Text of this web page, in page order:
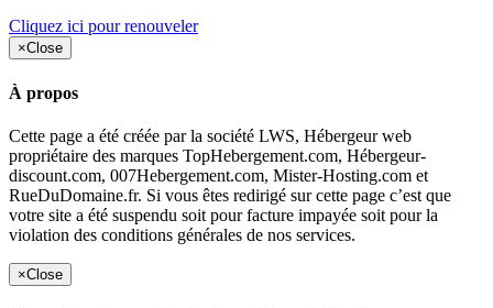
Cliquez ici pour renouveler
×Close
À propos
Cette page a été créée par la société LWS, Hébergeur web
propriétaire des marques TopHebergement.com, Hébergeur-
discount.com, 007Hebergement.com, Mister-Hosting.com et
RueDuDomaine.fr. Si vous êtes redirigé sur cette page c’est que
votre site a été suspendu soit pour facture impayée soit pour la
violation des conditions générales de nos services.
×Close